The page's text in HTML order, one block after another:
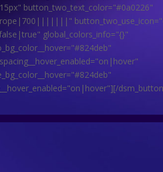
button_two_text_color="#0a0226"
global_colors_info="{}"